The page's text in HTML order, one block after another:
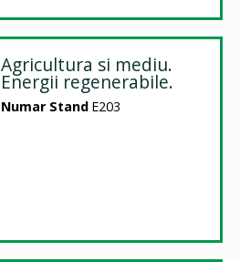
Agricultura si mediu.
Energii regenerabile.
Numar Stand E203